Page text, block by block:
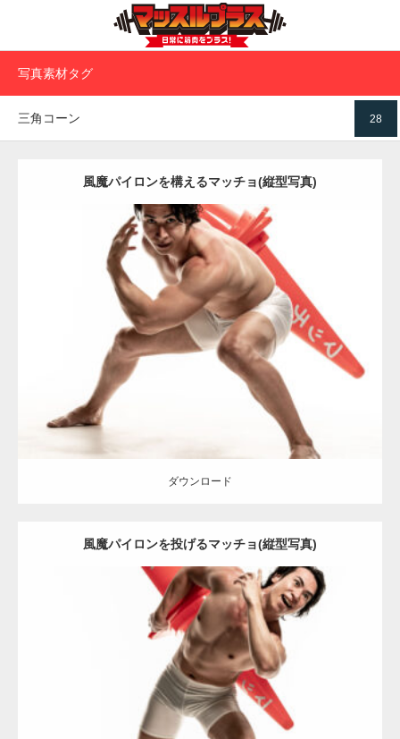
写真素材タグ
28
三角コーン
風魔パイロンを構えるマッチョ(縦型写真)
Update: 2022.01.30
カラーコーンとマッチョ その他 SOSUKE 上腕二頭筋
ダウンロード
ダウンロード
風魔パイロンを投げるマッチョ(縦型写真)
Update:2022.01.30
カラーコーンとマッチョ その他 SOSUKE
ダウンロード